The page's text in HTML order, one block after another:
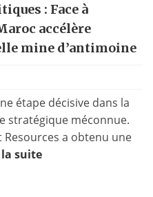
: Face à
accélère
mine d’antimoine
étape décisive dans la
stratégique méconnue.
a obtenu une
suite